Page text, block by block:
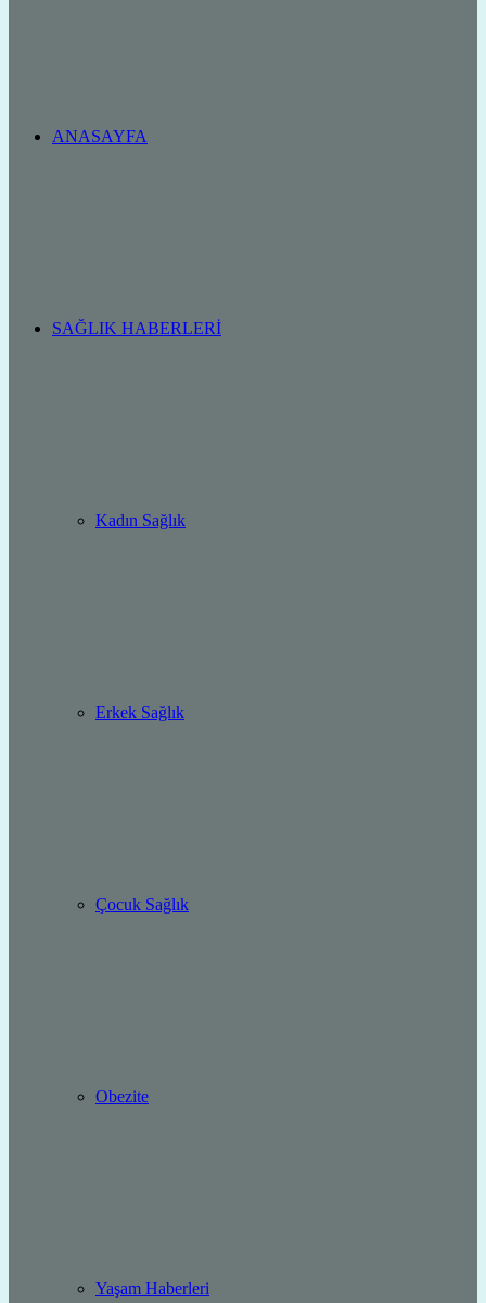
ANASAYFA
SAĞLIK HABERLERI
Kadın Sağlık
Erkek Sağlık
Çocuk Sağlık
Obezite
Yaşam Haberleri